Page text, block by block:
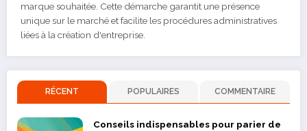
marque souhaitée. Cette démarche garantit une présence
unique sur le marché et facilite les procédures administratives
liées à la création d'entreprise.
RÉCENT POPULAIRES COMMENTAIRE
Conseils indispensables pour parier de